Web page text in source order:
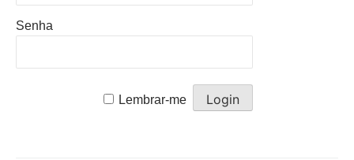
Senha
Lembrar-me